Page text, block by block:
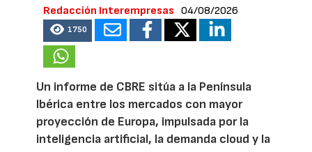
Redacción Interempresas 04/08/2026
1750
Un informe de CBRE sitúa a la Península
Ibérica entre los mercados con mayor
proyección de Europa, impulsada por la
inteligencia artificial, la demanda cloud y la